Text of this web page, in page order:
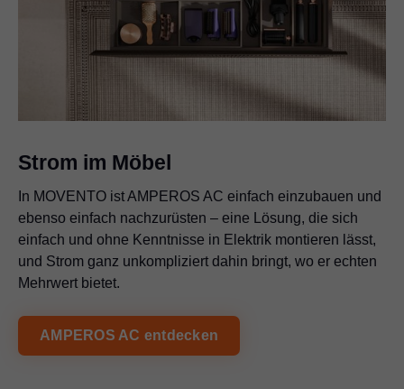
Strom im Möbel
In MOVENTO ist AMPEROS AC einfach einzubauen und
ebenso einfach nachzurüsten – eine Lösung, die sich
einfach und ohne Kenntnisse in Elektrik montieren lässt,
und Strom ganz unkompliziert dahin bringt, wo er echten
Mehrwert bietet.
AMPEROS AC entdecken